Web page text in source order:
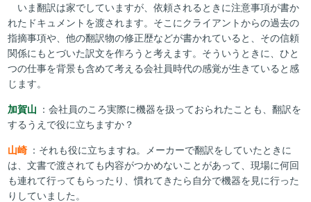
いま翻訳は家でしていますが、依頼されるときに注意事項が書か
れたドキュメントを渡されます。そこにクライアントからの過去の
指摘事項や、他の翻訳物の修正歴などが書かれていると、その信頼
関係にもとづいた訳文を作ろうと考えます。そういうときに、ひと
つの仕事を背景も含めて考える会社員時代の感覚が生きていると感
じます。
加賀山 ：会社員のころ実際に機器を扱っておられたことも、翻訳を
するうえで役に立ちますか？
山崎 ：それも役に立ちますね。メーカーで翻訳をしていたときに
は、文書で渡されても内容がつかめないことがあって、現場に何回
も連れて行ってもらったり、慣れてきたら自分で機器を見に行った
りしていました。